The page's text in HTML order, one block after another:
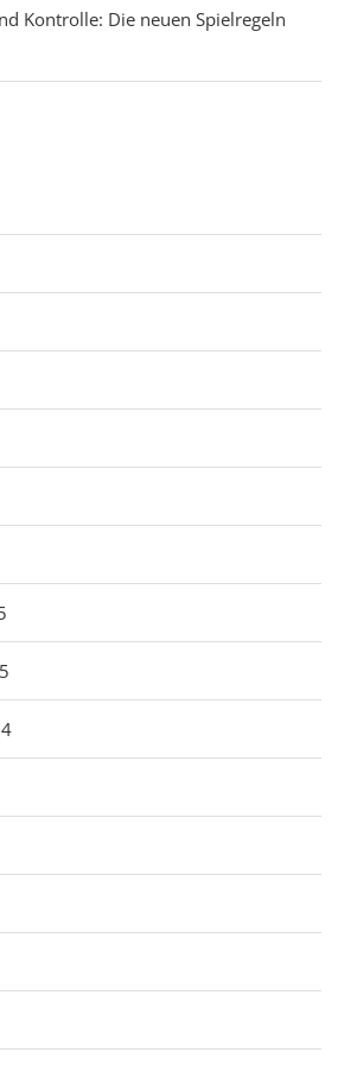
Kontrolle: Die neuen Spielregeln